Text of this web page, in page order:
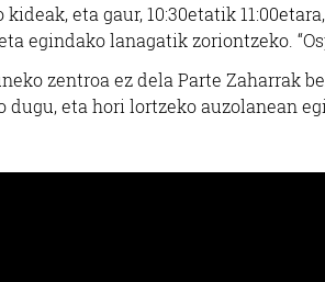
eta gaur, 10:30etatik
egindako lanagatik zoriontzeko.
zentroa ez dela Parte Zaharrak
eta hori lortzeko auzolanean